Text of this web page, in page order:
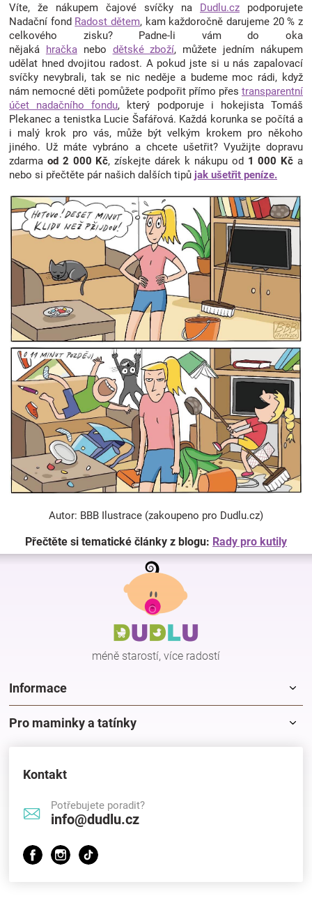
Víte, že nákupem čajové svíčky na Dudlu.cz podporujete
Nadační fond Radost dětem, kam každoročně darujeme 20 % z
celkového zisku? Padne-li vám do oka
nějaká hračka nebo dětské zboží, můžete jedním nákupem
udělat hned dvojitou radost. A pokud jste si u nás zapalovací
svíčky nevybrali, tak se nic neděje a budeme moc rádi, když
nám nemocné děti pomůžete podpořit přímo přes transparentní
účet nadačního fondu, který podporuje i hokejista Tomáš
Plekanec a tenistka Lucie Šafářová. Každá korunka se počítá a
i malý krok pro vás, může být velkým krokem pro někoho
jiného. Už máte vybráno a chcete ušetřit? Využijte dopravu
zdarma od 2 000 Kč, získejte dárek k nákupu od 1 000 Kč a
nebo si přečtěte pár našich dalších tipů jak ušetřit peníze.
Autor: BBB Ilustrace (zakoupeno pro Dudlu.cz)
Přečtěte si tematické články z blogu: Rady pro kutily
Z
méně starostí, více radostí
Informace
Pro maminky a tatínky
Kontakt
Potřebujete poradit?
info@dudlu.cz